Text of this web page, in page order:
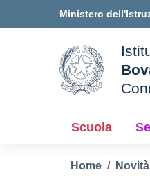
Ministero
della scuola
Scuola
Home Novità